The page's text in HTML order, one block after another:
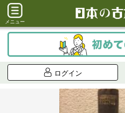
メニュー
ログイン